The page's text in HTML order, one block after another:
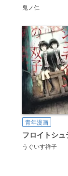
鬼ノ仁
青年漫画
うぐいす祥子